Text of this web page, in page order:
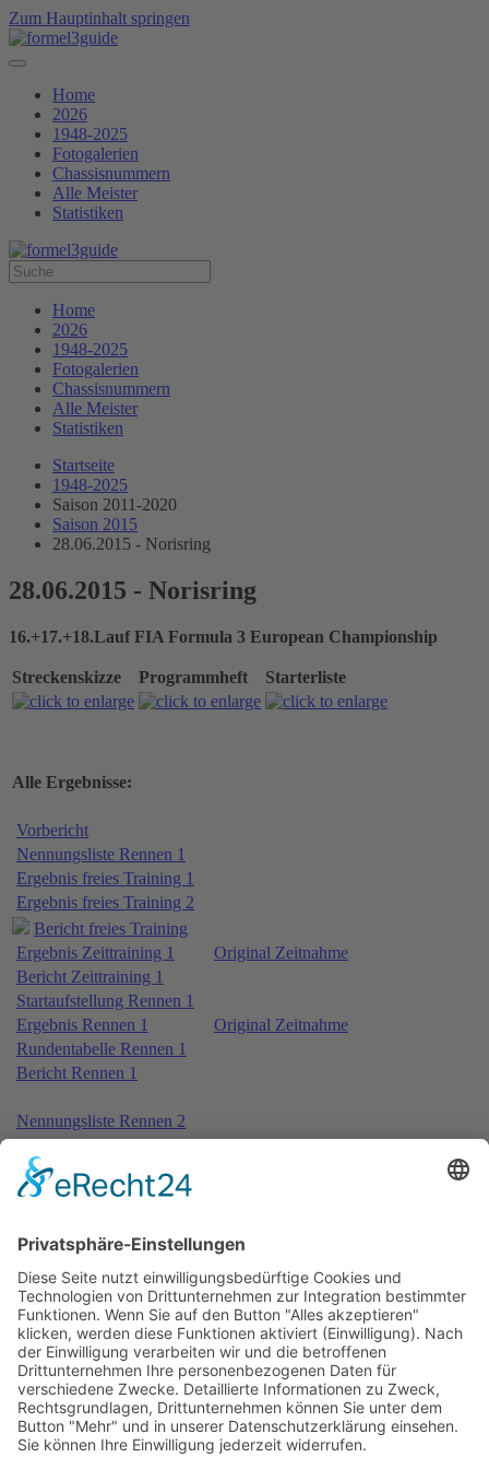
Zum Hauptinhalt springen
Home
2026
1948-2025
Fotogalerien
Chassisnummern
Alle Meister
Statistiken
Home
2026
1948-2025
Fotogalerien
Chassisnummern
Alle Meister
Statistiken
Startseite
1948-2025
Saison 2011-2020
Saison 2015
28.06.2015 - Norisring
28.06.2015 - Norisring
16.+17.+18.Lauf FIA Formula 3 European Championship
Streckenskizze Programmheft Starterliste
Alle Ergebnisse:
Vorbericht
Nennungsliste Rennen 1
Ergebnis freies Training 1
Ergebnis freies Training 2
Bericht freies Training
Ergebnis Zeittraining 1
Original Zeitnahme
Bericht Zeittraining 1
Startaufstellung Rennen 1
Ergebnis Rennen 1
Original Zeitnahme
Rundentabelle Rennen 1
Bericht Rennen 1
Nennungsliste Rennen 2
Ergebnis Zeittraining 2
Original Zeitnahme
Bericht Zeittraining 2
Startaufstellung Rennen 2
Rundentabelle Rennen 2
Nennungsliste Rennen 3
Ergebnis Zeittraining 2 2nd Original Zeitnahme
Startaufstellung Rennen 3
Ergebnis Rennen 3
Original Zeitnahme
Rundentabelle Rennen 3
Bericht Rennen 3